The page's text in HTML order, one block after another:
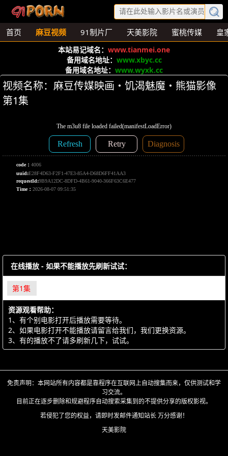
首页 麻豆视频 91制片厂 天美影院 蜜桃传媒 皇
本站易记域名： www.tianmei.one
备用域名地址： www.xbyc.cc
备用域名地址： www.wyxk.cc
视频名称：麻豆传媒映画・饥渴魅魔・熊猫影像
第1集
在线播放 - 如果不能播放先刷新试试：
第1集
资源观看帮助：
1、有个别电影打开后播放需要等待。
2、如果电影打开不能播放请留言给我们，我们更换资源。
3、有的播放不了请多刷新几下，试试。
免责声明：本网站所有内容都是靠程序在互联网上自动搜集而来，仅供测试和学
习交流。
目前正在逐步删除和规避程序自动搜索采集到的不提供分享的版权影视。
若侵犯了您的权益，请即时发邮件通知站长 万分感谢！
天美影院